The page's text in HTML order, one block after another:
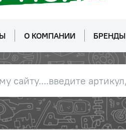
О КОМПАНИИ БРЕНДЫ